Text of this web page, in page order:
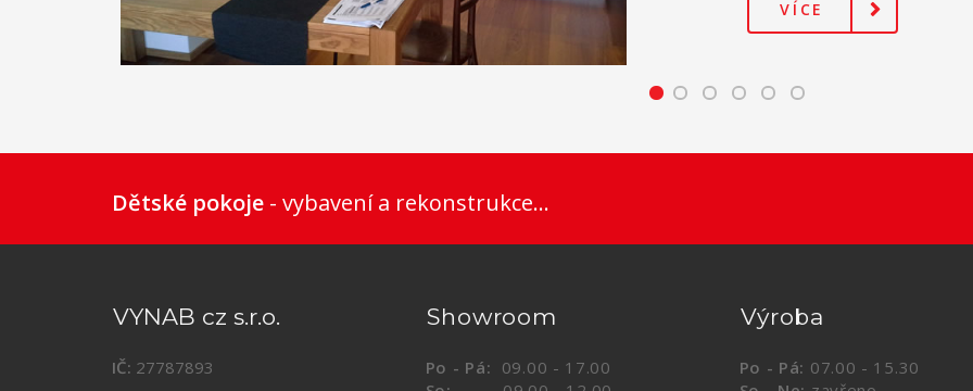
Dětské pokoje - vybavení a rekonstrukce...
VYNAB cz s.r.o.
IČ: 27787893
Showroom
Po - Pá: 09.00 - 17.00
Výroba
Po - Pá: 07.00 - 15.30